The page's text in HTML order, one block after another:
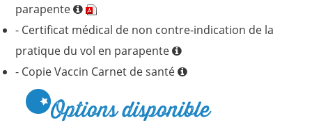
parapente
- Certificat médical de non contre-indication de la
pratique du vol en parapente
- Copie Vaccin Carnet de santé
Options disponible